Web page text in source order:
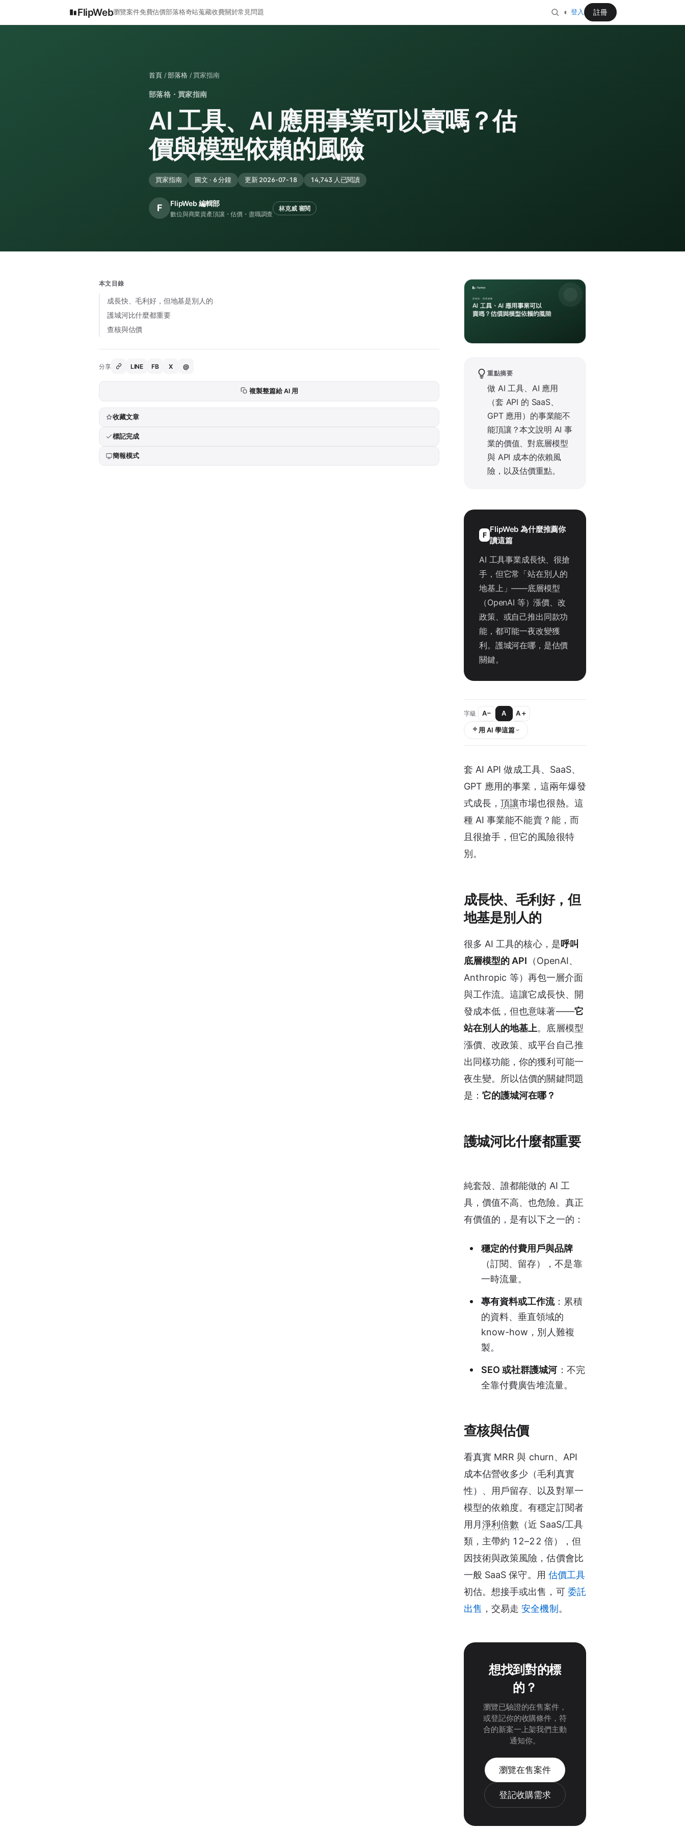
FlipWeb瀏覽案件免費估價部落格奇站蒐藏收費關於常見問題 ◐ 登入 註冊
首頁/部落格/ 買家指南
部落格・買家指南
AI 工具、AI 應用事業可以賣嗎？估
價與模型依賴的風險
買家指南 圖文 · 6 分鐘 更新 2026-07-18 14,743 人已閱讀
F FlipWeb 編輯部
數位與商業資產頂讓・估價・盡職調查
林克威 審閱
本文目錄
成長快、毛利好，但地基是別人的
護城河比什麼都重要
查核與估價
分享 LINE FB X @
複製整篇給 AI 用
收藏文章
標記完成
簡報模式
重點摘要
做 AI 工具、AI 應用
（套 API 的 SaaS、
GPT 應用）的事業能不
能頂讓？本文說明 AI 事
業的價值、對底層模型
與 API 成本的依賴風
險，以及估價重點。
F
FlipWeb 為什麼推薦你
讀這篇
AI 工具事業成長快、很搶
手，但它常「站在別人的
地基上」——底層模型
（OpenAI 等）漲價、改
政策、或自己推出同款功
能，都可能一夜改變獲
利。護城河在哪，是估價
關鍵。
字級 A− A A＋
用 AI 學這篇
套 AI API 做成工具、SaaS、
GPT 應用的事業，這兩年爆發
式成長，頂讓市場也很熱。這
種 AI 事業能不能賣？能，而
且很搶手，但它的風險很特
別。
成長快、毛利好，但
地基是別人的
很多 AI 工具的核心，是呼叫
底層模型的 API （OpenAI、
Anthropic 等）再包一層介面
與工作流。這讓它成長快、開
發成本低，但也意味著——它
站在別人的地基上。底層模型
漲價、改政策、或平台自己推
出同樣功能，你的獲利可能一
夜生變。所以估價的關鍵問題
是：它的護城河在哪？
護城河比什麼都重要
純套殼、誰都能做的 AI 工
具，價值不高、也危險。真正
有價值的，是有以下之一的：
穩定的付費用戶與品牌
（訂閱、留存），不是靠
一時流量。
專有資料或工作流：累積
的資料、垂直領域的
know-how，別人難複
製。
SEO 或社群護城河：不完
全靠付費廣告堆流量。
查核與估價
看真實 MRR 與 churn、API
成本佔營收多少（毛利真實
性）、用戶留存、以及對單一
模型的依賴度。有穩定訂閱者
用月淨利倍數 （近 SaaS/工具
類，主帶約 12–22 倍），但
因技術與政策風險，估價會比
一般 SaaS 保守。用 估價工具
初估。想接手或出售，可 委託
出售 ，交易走安全機制 。
想找到對的標
的？
瀏覽已驗證的在售案件，
或登記你的收購條件，符
合的新案一上架我們主動
通知你。
瀏覽在售案件
登記收購需求